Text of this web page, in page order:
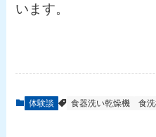
います。
体験談 食器洗い乾燥機 食